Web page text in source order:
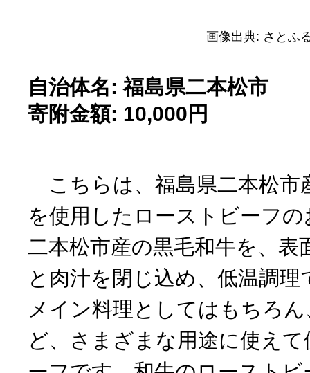
画像出典: さとふ
自治体名: 福島県二本松市
寄附金額: 10,000円
こちらは、福島県二本松市
を使用したローストビーフ
二本松市産の黒毛和牛を、表
と肉汁を閉じ込め、低温調
メイン料理としてはもちろ
ど、さまざまな用途に使え